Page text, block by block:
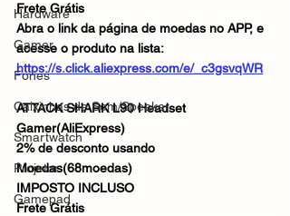
Hardware
Gamer
Fones
Caixinhas de Som/Speaker
Smartwatch
Projetor
Gamepad
Frete Grátis
Abra o link da página de moedas no APP, e
acesse o produto na lista:
https://s.click.aliexpress.com/e/_c3gsvqWR
ATTACK SHARK L90 Headset
Gamer(AliExpress)
2% de desconto usando
Moedas(68moedas)
IMPOSTO INCLUSO
Frete Grátis